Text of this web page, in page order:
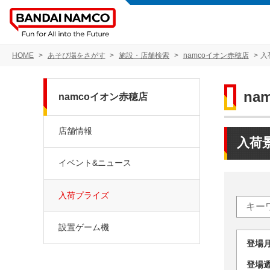
HOME あそび場をさがす 施設・店舗検索 namcoイオン赤穂店 入
入荷
登
登
namcoイオン赤穂店
店舗情報
イベント&ニュース
入荷プライズ
設置ゲーム機